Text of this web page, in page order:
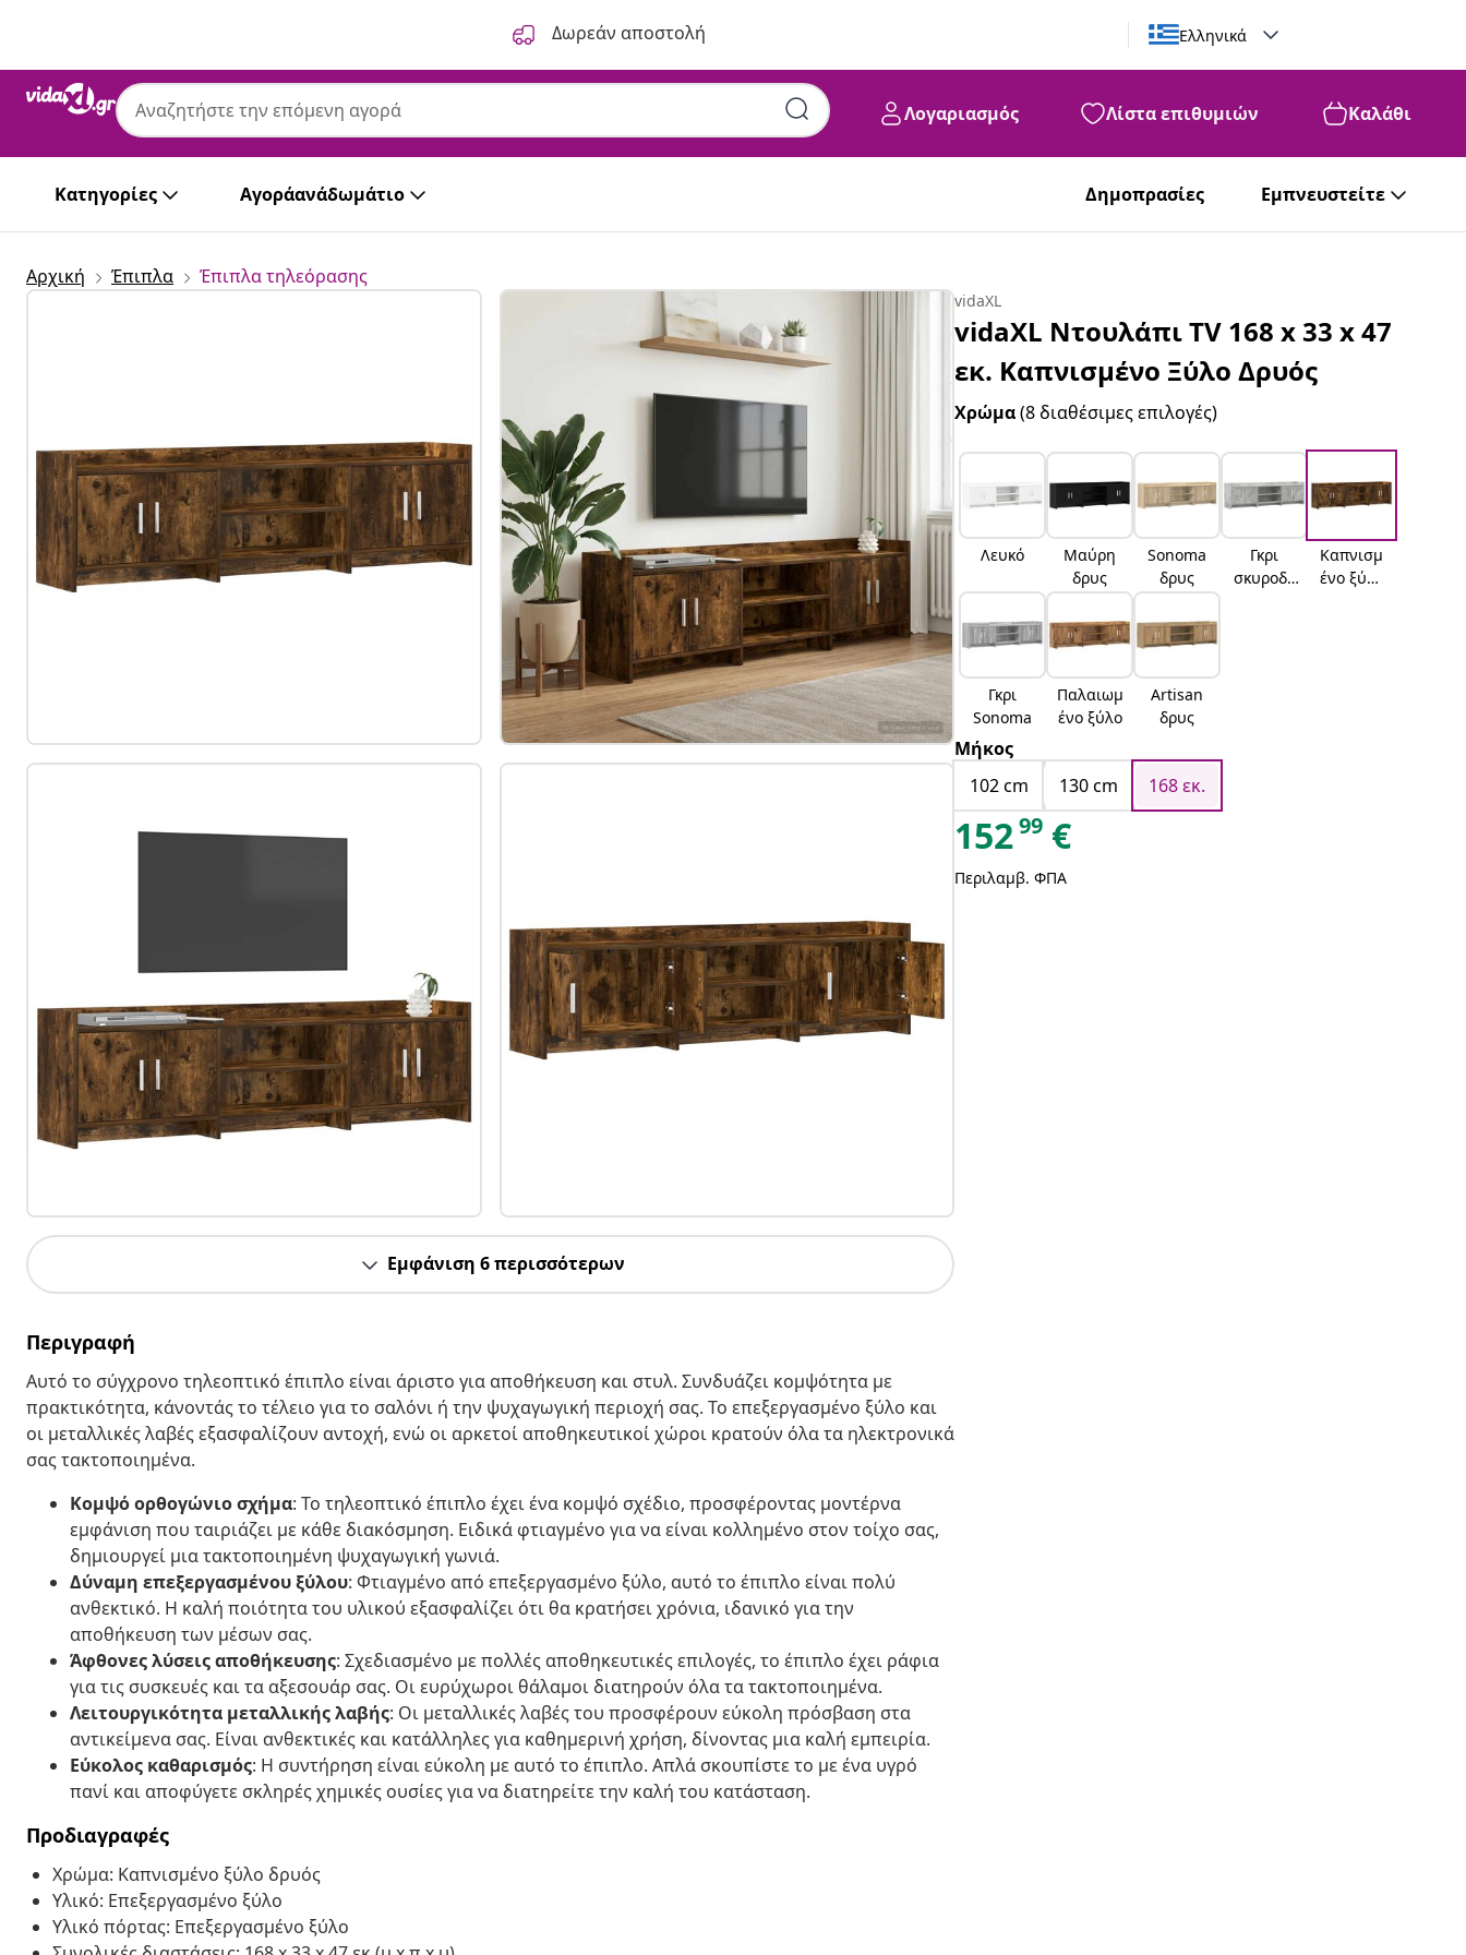
Δωρεάν αποστολή Ελληνικά
Λογαριασμός Λίστα επιθυμιών Καλάθι
Κατηγορίες Αγοράανάδωμάτιο Δημοπρασίες Εμπνευστείτε
Αρχική Έπιπλα Έπιπλα τηλεόρασης
Εμφάνιση 6 περισσότερων
Περιγραφή
Αυτό το σύγχρονο τηλεοπτικό έπιπλο είναι άριστο για αποθήκευση και στυλ. Συνδυάζει κομψότητα με
πρακτικότητα, κάνοντάς το τέλειο για το σαλόνι ή την ψυχαγωγική περιοχή σας. Το επεξεργασμένο ξύλο και
οι μεταλλικές λαβές εξασφαλίζουν αντοχή, ενώ οι αρκετοί αποθηκευτικοί χώροι κρατούν όλα τα ηλεκτρονικά
σας τακτοποιημένα.
Κομψό ορθογώνιο σχήμα: Το τηλεοπτικό έπιπλο έχει ένα κομψό σχέδιο, προσφέροντας μοντέρνα
εμφάνιση που ταιριάζει με κάθε διακόσμηση. Ειδικά φτιαγμένο για να είναι κολλημένο στον τοίχο σας,
δημιουργεί μια τακτοποιημένη ψυχαγωγική γωνιά.
Δύναμη επεξεργασμένου ξύλου: Φτιαγμένο από επεξεργασμένο ξύλο, αυτό το έπιπλο είναι πολύ
ανθεκτικό. Η καλή ποιότητα του υλικού εξασφαλίζει ότι θα κρατήσει χρόνια, ιδανικό για την
αποθήκευση των μέσων σας.
Άφθονες λύσεις αποθήκευσης: Σχεδιασμένο με πολλές αποθηκευτικές επιλογές, το έπιπλο έχει ράφια
για τις συσκευές και τα αξεσουάρ σας. Οι ευρύχωροι θάλαμοι διατηρούν όλα τα τακτοποιημένα.
Λειτουργικότητα μεταλλικής λαβής: Οι μεταλλικές λαβές του προσφέρουν εύκολη πρόσβαση στα
αντικείμενα σας. Είναι ανθεκτικές και κατάλληλες για καθημερινή χρήση, δίνοντας μια καλή εμπειρία.
Εύκολος καθαρισμός: Η συντήρηση είναι εύκολη με αυτό το έπιπλο. Απλά σκουπίστε το με ένα υγρό
πανί και αποφύγετε σκληρές χημικές ουσίες για να διατηρείτε την καλή του κατάσταση.
Προδιαγραφές
Χρώμα: Καπνισμένο ξύλο δρυός
Υλικό: Επεξεργασμένο ξύλο
Υλικό πόρτας: Επεξεργασμένο ξύλο
vidaXL
vidaXL Ντουλάπι TV 168 x 33 x 47
εκ. Καπνισμένο Ξύλο Δρυός
Χρώμα(8 διαθέσιμες επιλογές)
Λευκό
Μαύρη
δρυς
Sonoma
δρυς
Γκρι
σκυροδέ
Καπνισμ
ένο ξύλο
Γκρι
Sonoma
Παλαιωμ
ένο ξύλο
Artisan
δρυς
Μήκος
102 cm
130 cm 168 εκ.
15299 €
Περιλαμβ. ΦΠΑ